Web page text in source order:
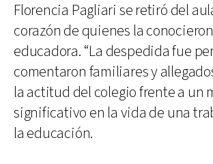
Florencia Pagliari se retiró del
corazón de quienes la
educadora. “La despedida fue
comentaron familiares y
la actitud del colegio frente a un
significativo en la vida de una
la educación.